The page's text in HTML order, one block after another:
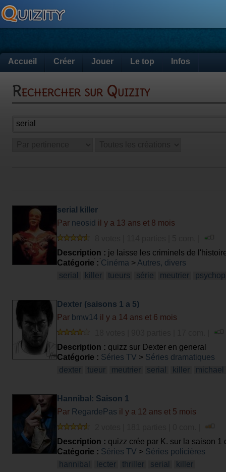
Accueil Créer Jouer Le top Infos
Rechercher sur Quizity
serial killer
Par neosid il y a 13 ans et 8 mois
Description : je laisse les criminels de
en serie célèbres (ce qui est legerement
Catégorie : Cinéma > Autres, divers
serial
killer tueurs série meutrier
Dexter (saisons 1 a 5)
Par bmw14 il y a 14 ans et 6 mois
Description : quizz sur Dexter en general
Catégorie : Séries TV > Séries dramatiques
dexter
tueur meutrier serial killer michael
Hannibal: Saison 1
Par RegardePas il y a 12 ans et 5 mois
Description : quizz crée par K. sur la saison 1
Catégorie : Séries TV > Séries policières
hannibal
lecter thriller serial killer